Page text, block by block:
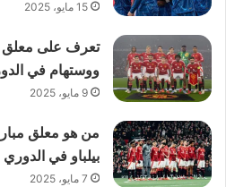
15 مايو، 2025
تعرف على معلق
ووستهام في
9 مايو، 2025
من هو معلق
بيلباو في الدوري
7 مايو، 2025